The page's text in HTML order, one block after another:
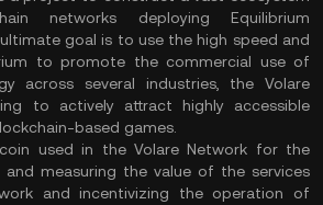
networks deploying Equilibrium
goal is to use the high speed and
to promote the commercial use of
across several industries, the Volare
to actively attract highly accessible
based games.
used in the Volare Network for the
measuring the value of the services
and incentivizing the operation of